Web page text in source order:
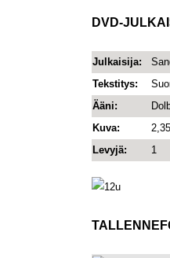
DVD-
Julkaisija:
Tekstitys:
Ääni:
Kuva:
Levyjä:
1